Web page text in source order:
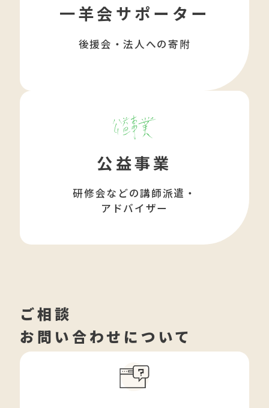
一羊会サポーター
後援会・法人への寄附
公益事業
研修会などの講師派遣・
アドバイザー
ご相談
お問い合わせについて